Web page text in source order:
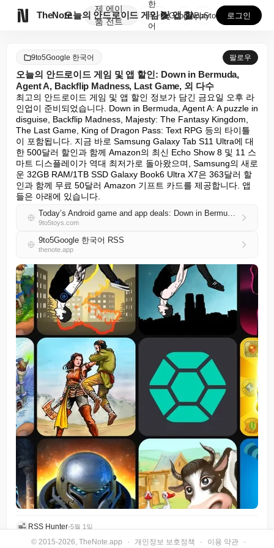
TheNote
제
품
에이
전트
오늘의 안드로이드 게임 및 앱 할인: Down in B...
한
국
어
GooglePlay
AppStore 로그인
9to5Google 한국어 팔로우
오늘의 안드로이드 게임 및 앱 할인: Down in Bermuda,
Agent A, Backflip Madness, Last Game, 외 다수
최고의 안드로이드 게임 및 앱 할인 정보가 담긴 금요일 오후 라
인업이 준비되었습니다. Down in Bermuda, Agent A: A puzzle in
disguise, Backflip Madness, Majesty: The Fantasy Kingdom,
The Last Game, King of Dragon Pass: Text RPG 등의 타이틀
이 포함됩니다. 지금 바로 Samsung Galaxy Tab S11 Ultra에 대
한 500달러 할인과 함께 Amazon의 최신 Echo Show 8 및 11 스
마트 디스플레이가 역대 최저가로 돌아왔으며, Samsung의 새로
운 32GB RAM/1TB SSD Galaxy Book6 Ultra X7은 363달러 할
인과 함께 무료 50달러 Amazon 기프트 카드를 제공합니다. 앱
들은 아래에 있습니다.
Today’s Android game and app deals: Down in Bermuda, Agent A, Backflip Madness, Last Game, more
9to5toys.com
9to5Google 한국어 RSS
thenote.app
RSS Hunter•5월 1일
© 2015-2026, TheNote.app · 개인정보 보호정책 · 이용 약관 ·